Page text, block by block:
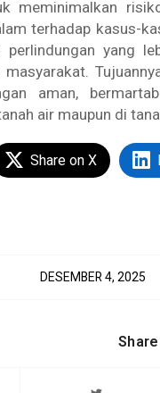
meminimalkan
terhadap kasus-
perlindungan yang
aman,
air maupun di
Share on X
DESEMBER 4, 2025